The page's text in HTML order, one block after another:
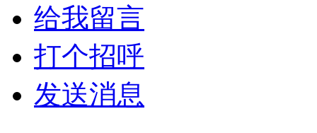
给我留言
打个招呼
发送消息